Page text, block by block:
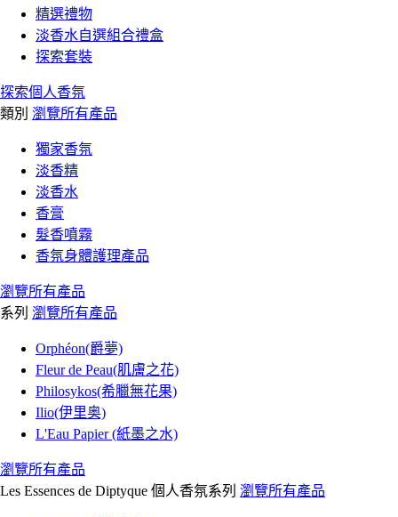
精選禮物
淡香水自選組合禮盒
探索套裝
探索個人香氛
類別 瀏覽所有產品
獨家香氛
淡香精
淡香水
香膏
髮香噴霧
香氛身體護理產品
瀏覽所有產品
系列 瀏覽所有產品
Orphéon(爵夢)
Fleur de Peau(肌膚之花)
Philosykos(希臘無花果)
Ilio(伊里奥)
L'Eau Papier (紙墨之水)
瀏覽所有產品
Les Essences de Diptyque 個人香氛系列 瀏覽所有產品